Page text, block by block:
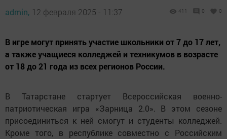
admin, 12 февраля 2025 - 11:37 411 0 0
В игре могут принять участие школьники от 7 до 17 лет,
а также учащиеся колледжей и техникумов в возрасте
от 18 до 21 года из всех регионов России.
В Татарстане стартует Всероссийская военно-
патриотическая игра «Зарница 2.0». В этом сезоне
присоединиться к ней смогут и студенты колледжей.
Кроме того, в республике совместно с Российским